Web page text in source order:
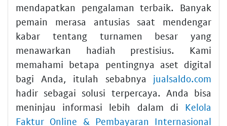
mendapatkan pengalaman terbaik. Banyak
pemain merasa antusias saat mendengar
kabar tentang turnamen besar yang
menawarkan hadiah prestisius. Kami
memahami betapa pentingnya aset digital
bagi Anda, itulah sebabnya jualsaldo.com
hadir sebagai solusi terpercaya. Anda bisa
meninjau informasi lebih dalam di Kelola
Faktur Online & Pembayaran Internasional